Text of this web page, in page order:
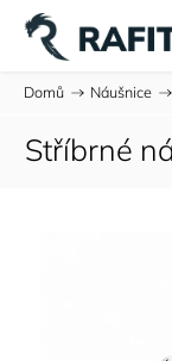
Domů / Náušnice /
Stříbrné